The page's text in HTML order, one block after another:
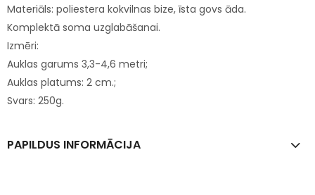
Materiāls: poliestera kokvilnas bize, īsta govs āda.
Komplektā soma uzglabāšanai.
Izmēri:
Auklas garums 3,3-4,6 metri;
Auklas platums: 2 cm.;
Svars: 250g.
PAPILDUS INFORMĀCIJA